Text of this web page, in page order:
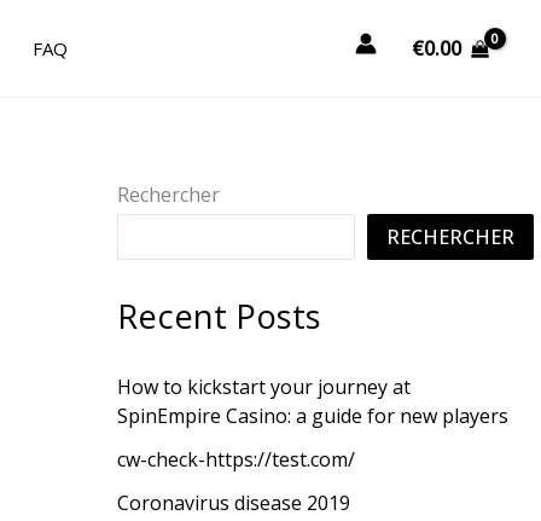
FAQ €0.00
Rechercher
RECHERCHER
Recent Posts
How to kickstart your journey at
SpinEmpire Casino: a guide for new players
cw-check-https://test.com/
Coronavirus disease 2019